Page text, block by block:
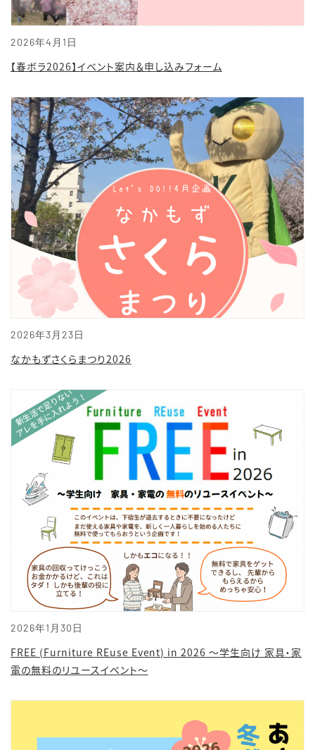
2026年4月1日
【春ボラ2026】イベント案内＆申し込みフォーム
2026年3月23日
なかもずさくらまつり2026
2026年1月30日
FREE (Furniture REuse Event) in 2026 ～学生向け 家具・家
電の無料のリユースイベント～